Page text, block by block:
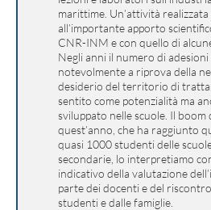
marittime. Un’attività realizzata
all’importante apporto
CNR-INM e con quello di
Negli anni il numero di
notevolmente a riprova della
desiderio del territorio di
sentito come potenzialità ma
sviluppato nelle scuole. Il boom
quest’anno, che ha raggiunto
quasi 1000 studenti delle
secondarie, lo interpretiamo
indicativo della valutazione
parte dei docenti e del
studenti e dalle famiglie.